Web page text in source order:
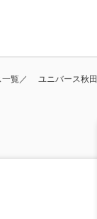
一覧 ユニバース秋